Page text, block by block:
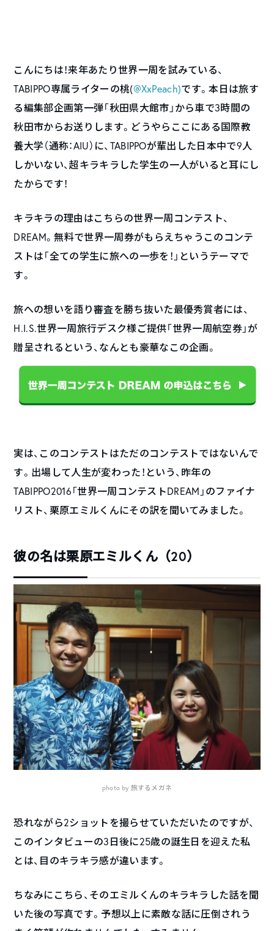
こんにちは！来年あたり世界一周を試みている、
TABIPPO専属ライターの桃(@XxPeach)です。本日は旅す
る編集部企画第一弾「秋田県大館市」から車で3時間の
秋田市からお送りします。どうやらここにある国際教
養大学（通称：AIU）に、TABIPPOが輩出した日本中で9人
しかいない、超キラキラした学生の一人がいると耳にし
たからです！
キラキラの理由はこちらの世界一周コンテスト、
DREAM。無料で世界一周券がもらえちゃうこのコンテ
ストは「全ての学生に旅への一歩を！」というテーマで
す。
旅への想いを語り審査を勝ち抜いた最優秀賞者には、
H.I.S.世界一周旅行デスク様ご提供「世界一周航空券」が
贈呈されるという、なんとも豪華なこの企画。
実は、このコンテストはただのコンテストではないんで
す。出場して人生が変わった！という、昨年の
TABIPPO2016「世界一周コンテストDREAM」のファイナ
リスト、栗原エミルくんにその訳を聞いてみました。
彼の名は栗原エミルくん（20）
photo by 旅するメガネ
恐れながら2ショットを撮らせていただいたのですが、
このインタビューの3日後に25歳の誕生日を迎えた私
とは、目のキラキラ感が違います。
ちなみにこちら、そのエミルくんのキラキラした話を聞
いた後の写真です。予想以上に素敵な話に圧倒されう